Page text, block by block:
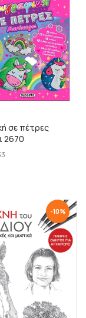
σε πέτρες
2670
-10%